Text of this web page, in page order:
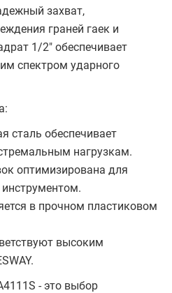
захват,
граней гаек и
1/2" обеспечивает
спектром ударного
сталь обеспечивает
нагрузкам.
оптимизирована для
в прочном пластиковом
высоким
- это выбор